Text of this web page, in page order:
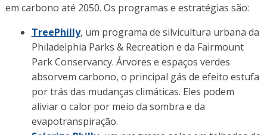
em carbono até 2050. Os programas e estratégias são:
TreePhilly, um programa de silvicultura urbana da
Philadelphia Parks & Recreation e da Fairmount
Park Conservancy. Árvores e espaços verdes
absorvem carbono, o principal gás de efeito estufa
por trás das mudanças climáticas. Eles podem
aliviar o calor por meio da sombra e da
evapotranspiração.